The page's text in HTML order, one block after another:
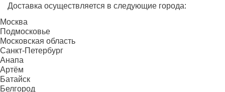
Доставка осуществляется в следующие города:
Москва
Подмосковье
Московская область
Санкт-Петербург
Анапа
Артём
Батайск
Белгород